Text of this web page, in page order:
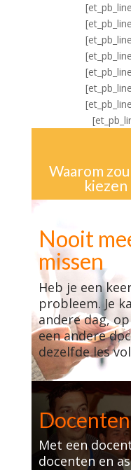
Waarom
kiezen
Nooit
missen
Heb je een
probleem. Je
andere dag,
een andere
dezelfde les
Met een
docenten en